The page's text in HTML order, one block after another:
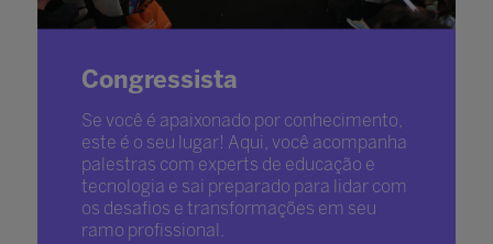
Congressista
Se você é apaixonado por conhecimento,
este é o seu lugar! Aqui, você acompanha
palestras com experts de educação e
tecnologia e sai preparado para lidar com
os desafios e transformações em seu
ramo profissional.